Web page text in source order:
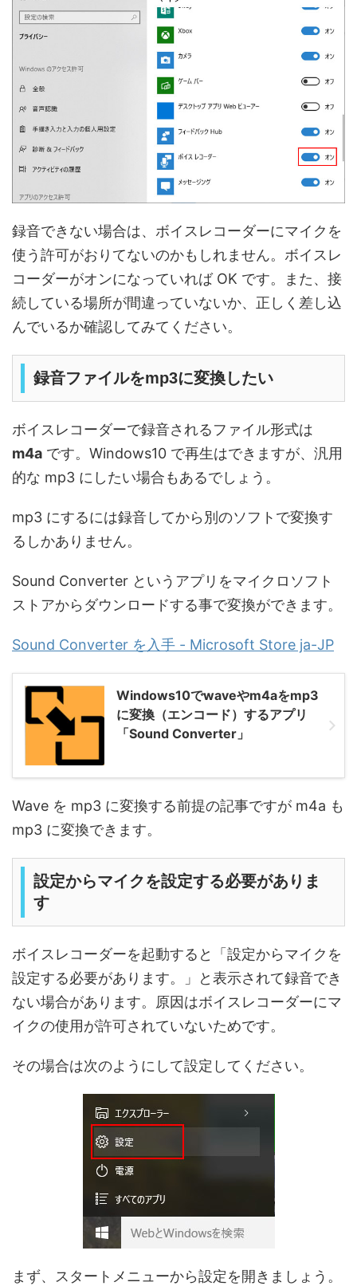
録音できない場合は、ボイスレコーダーにマイクを
使う許可がおりてないのかもしれません。ボイスレ
コーダーがオンになっていれば OK です。また、接
続している場所が間違っていないか、正しく差し込
んでいるか確認してみてください。
録音ファイルをmp3に変換したい
ボイスレコーダーで録音されるファイル形式は
m4a です。Windows10 で再生はできますが、汎用
的な mp3 にしたい場合もあるでしょう。
mp3 にするには録音してから別のソフトで変換す
るしかありません。
Sound Converter というアプリをマイクロソフト
ストアからダウンロードする事で変換ができます。
Sound Converter を入手 - Microsoft Store ja-JP
Windows10でwaveやm4aをmp3
に変換（エンコード）するアプリ
「Sound Converter」
Wave を mp3 に変換する前提の記事ですが m4a も
mp3 に変換できます。
設定からマイクを設定する必要がありま
す
ボイスレコーダーを起動すると「設定からマイクを
設定する必要があります。」と表示されて録音でき
ない場合があります。原因はボイスレコーダーにマ
イクの使用が許可されていないためです。
その場合は次のようにして設定してください。
まず、スタートメニューから設定を開きましょう。